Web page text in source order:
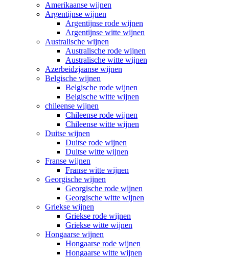
Amerikaanse wijnen
Argentijnse wijnen
Argentijnse rode wijnen
Argentijnse witte wijnen
Australische wijnen
Australische rode wijnen
Australische witte wijnen
Azerbeidzjaanse wijnen
Belgische wijnen
Belgische rode wijnen
Belgische witte wijnen
chileense wijnen
Chileense rode wijnen
Chileense witte wijnen
Duitse wijnen
Duitse rode wijnen
Duitse witte wijnen
Franse wijnen
Franse witte wijnen
Georgische wijnen
Georgische rode wijnen
Georgische witte wijnen
Griekse wijnen
Griekse rode wijnen
Griekse witte wijnen
Hongaarse wijnen
Hongaarse rode wijnen
Hongaarse witte wijnen